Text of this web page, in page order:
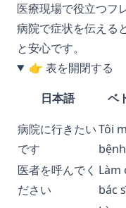
医療現場で役立つフ
病院で症状を伝える
と安心です。
👉 表を開閉する
日本語
ベ
病院に行きたい
です
Tôi
医者を呼んでく
ださい
Làm
bác